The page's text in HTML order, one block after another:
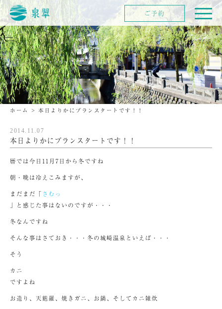
ホーム > 本日よりかにプランスタートです！！
2014.11.07
本日よりかにプランスタートです！！
暦では今日11月7日から冬ですね
朝・晩は冷えこみますが、
まだまだ「 さむっ
」と感じた事はないのですが・・・
冬なんですね
そんな事はさておき・・・冬の城崎温泉といえば・・・
そう
カニ
ですよね
お造り、天麩羅、焼きガニ、お鍋、そしてカニ雑炊
ご予約